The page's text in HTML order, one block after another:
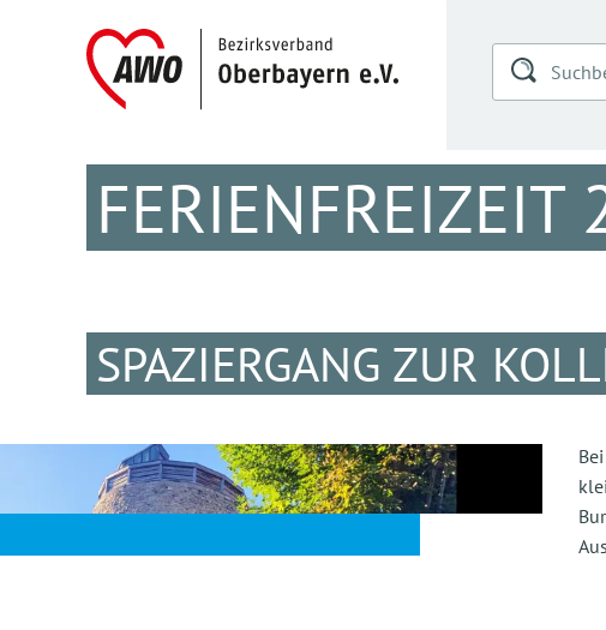
FERIENFREIZEIT
SPAZIERGANG ZUR